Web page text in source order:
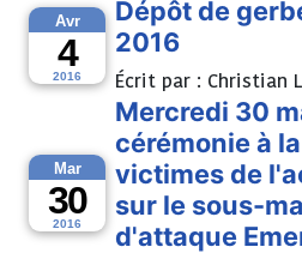
4
Avr
2016
Dépôt de
2016
Écrit par : Christian
30
Mar
2016
Mercredi 30
cérémonie à
victimes de
sur le sous-
d'attaque